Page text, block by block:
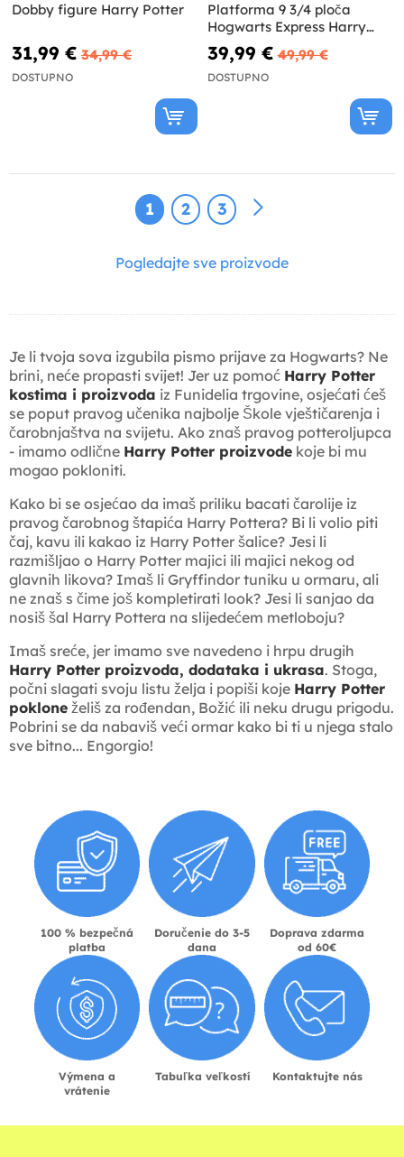
Dobby figure Harry Potter
31,99 € 34,99 €
DOSTUPNO
Platforma 9 3/4 ploča
Hogwarts Express Harry
Potter
39,99 € 49,99 €
DOSTUPNO
1 2 3
Pogledajte sve proizvode
Je li tvoja sova izgubila pismo prijave za Hogwarts? Ne
brini, neće propasti svijet! Jer uz pomoć Harry Potter
kostima i proizvoda iz Funidelia trgovine, osjećati ćeš
se poput pravog učenika najbolje Škole vještičarenja i
čarobnjaštva na svijetu. Ako znaš pravog potteroljupca
- imamo odlične Harry Potter proizvode koje bi mu
mogao pokloniti.
Kako bi se osjećao da imaš priliku bacati čarolije iz
pravog čarobnog štapića Harry Pottera? Bi li volio piti
čaj, kavu ili kakao iz Harry Potter šalice? Jesi li
razmišljao o Harry Potter majici ili majici nekog od
glavnih likova? Imaš li Gryffindor tuniku u ormaru, ali
ne znaš s čime još kompletirati look? Jesi li sanjao da
nosiš šal Harry Pottera na slijedećem metloboju?
Imaš sreće, jer imamo sve navedeno i hrpu drugih
Harry Potter proizvoda, dodataka i ukrasa. Stoga,
počni slagati svoju listu želja i popiši koje Harry Potter
poklone želiš za rođendan, Božić ili neku drugu prigodu.
Pobrini se da nabaviš veći ormar kako bi ti u njega stalo
sve bitno... Engorgio!
100 % bezpečná
platba
Doručenie do 3-5
dana
Doprava zdarma
od 60€
Výmena a
vrátenie
Tabuľka veľkostí Kontaktujte nás